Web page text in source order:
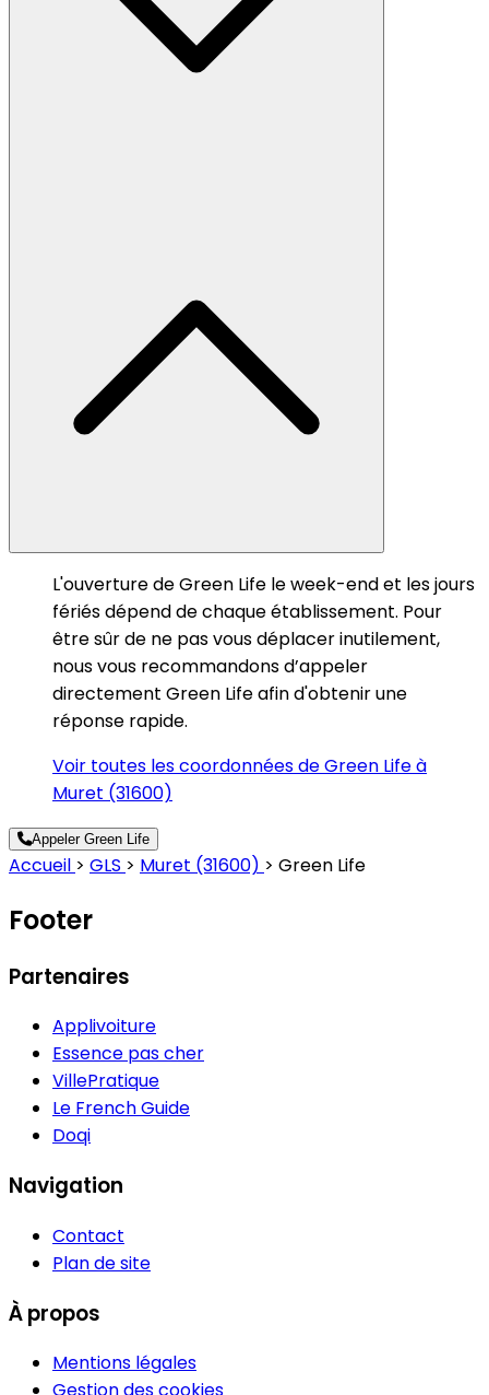
L'ouverture de Green Life le week-end et les jours
fériés dépend de chaque établissement. Pour
être sûr de ne pas vous déplacer inutilement,
nous vous recommandons d’appeler
directement Green Life afin d'obtenir une
réponse rapide.
Voir toutes les coordonnées de Green Life à
Muret (31600)
Appeler Green Life
Accueil > GLS > Muret (31600) > Green Life
Footer
Partenaires
Applivoiture
Essence pas cher
VillePratique
Le French Guide
Doqi
Navigation
Contact
Plan de site
À propos
Mentions légales